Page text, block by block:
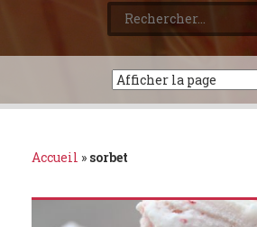
Rechercher :
Accueil » sorbet